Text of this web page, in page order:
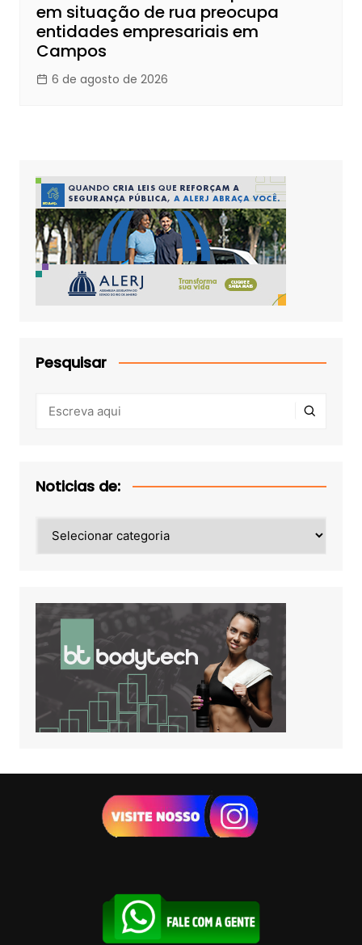
em situação de rua preocupa
entidades empresariais em
Campos
6 de agosto de 2026
Pesquisar
Noticias de:
de: